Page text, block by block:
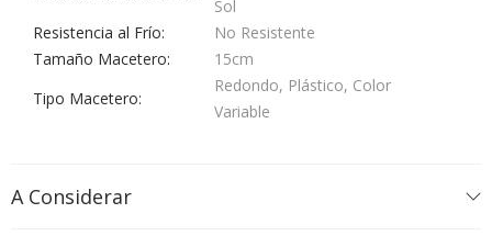
Sol
Resistencia al Frío
No Resistente
Tamaño Macetero
15cm
Tipo Macetero
Redondo, Plástico, Color
Variable
A Considerar